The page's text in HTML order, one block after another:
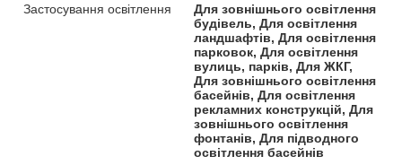
Застосування освітлення
Для зовнішнього освітлення
будівель, Для освітлення
ландшафтів, Для освітлення
парковок, Для освітлення
вулиць, парків, Для ЖКГ,
Для зовнішнього освітлення
басейнів, Для освітлення
рекламних конструкцій, Для
зовнішнього освітлення
фонтанів, Для підводного
освітлення басейнів